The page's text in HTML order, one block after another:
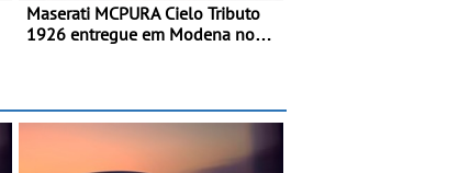
Maserati MCPURA Cielo Tributo
1926 entregue em Modena no